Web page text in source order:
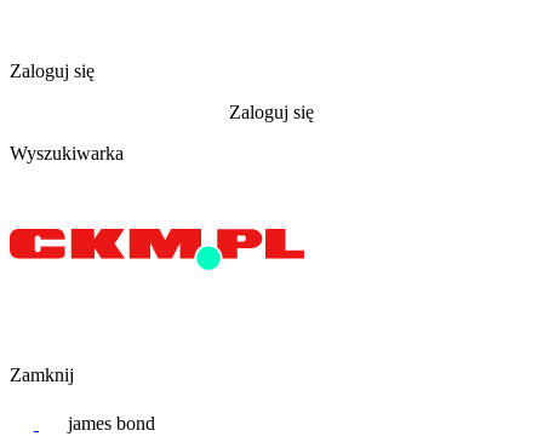
Zaloguj się
Zaloguj się
Wyszukiwarka
Zamknij
james bond